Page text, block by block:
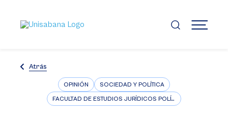
contenido
principal
MENÚ
Atrás
OPINIÓN SOCIEDAD Y POLÍTICA
FACULTAD DE ESTUDIOS JURÍDICOS POLÍTICOS E INTERNACIONALES